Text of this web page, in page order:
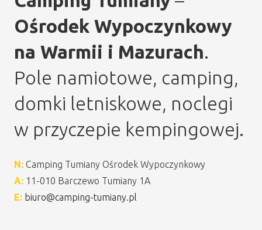
Ośrodek Wypoczynkowy
na Warmii i Mazurach.
Pole namiotowe, camping,
domki letniskowe, noclegi
w przyczepie kempingowej.
N: Camping Tumiany Ośrodek Wypoczynkowy
A: 11-010 Barczewo Tumiany 1A
E: biuro@camping-tumiany.pl